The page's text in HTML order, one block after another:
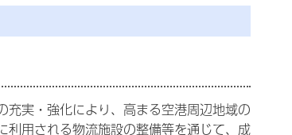
実・強化により、高まる空港周辺地域の
用される物流施設の整備等を通じて、成